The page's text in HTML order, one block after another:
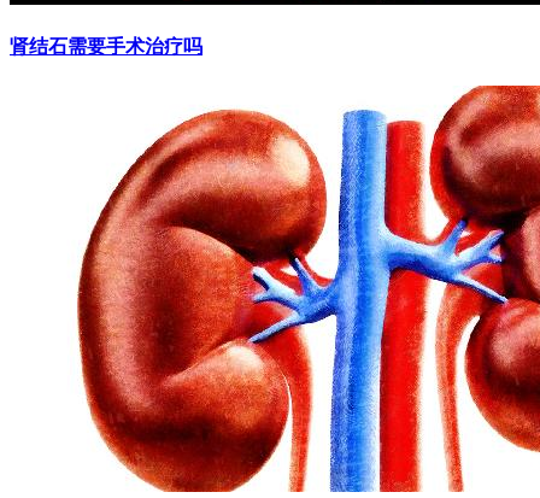
肾结石需要手术治疗吗